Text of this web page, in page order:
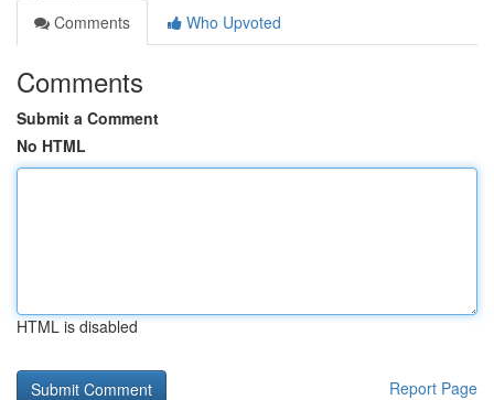
Comments
Who Upvoted
Comments
Submit a Comment
No HTML
HTML is disabled
Report Page